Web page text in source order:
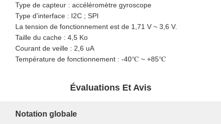
Type de capteur : accéléromètre gyroscope
Type d'interface : I2C ; SPI
La tension de fonctionnement est de 1,71 V ~ 3,6 V.
Taille du cache : 4,5 Ko
Courant de veille : 2,6 uA
Température de fonctionnement : -40℃ ~ +85℃
Évaluations Et Avis
Notation globale